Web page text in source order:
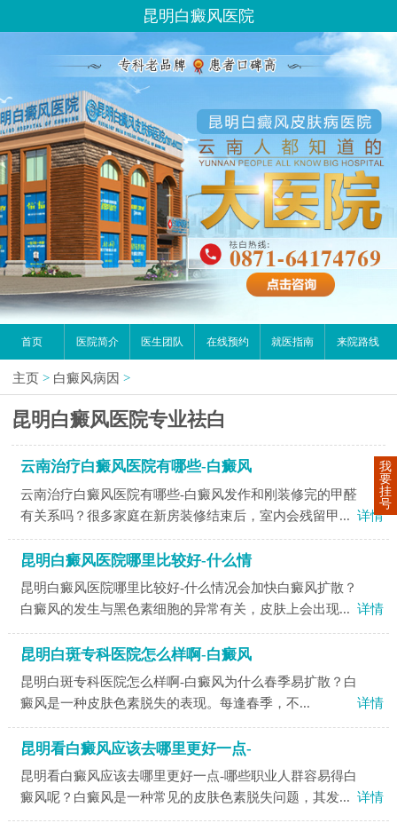
昆明白癜风医院
首页 医院简介 医生团队 在线预约 就医指南 来院路线
主页 > 白癜风病因 >
昆明白癜风医院专业祛白
云南治疗白癜风医院有哪些-白癜风
云南治疗白癜风医院有哪些-白癜风发作和刚装修完的甲醛
有关系吗？很多家庭在新房装修结束后，室内会残留甲... 详情
昆明白癜风医院哪里比较好-什么情
昆明白癜风医院哪里比较好-什么情况会加快白癜风扩散？
白癜风的发生与黑色素细胞的异常有关，皮肤上会出现... 详情
昆明白斑专科医院怎么样啊-白癜风
昆明白斑专科医院怎么样啊-白癜风为什么春季易扩散？​白
癜风是一种皮肤色素脱失的表现。每逢春季，不...
详情
昆明看白癜风应该去哪里更好一点-
昆明看白癜风应该去哪里更好一点-哪些职业人群容易得白
癜风呢？白癜风是一种常见的皮肤色素脱失问题，其发... 详情
我
要
挂
号